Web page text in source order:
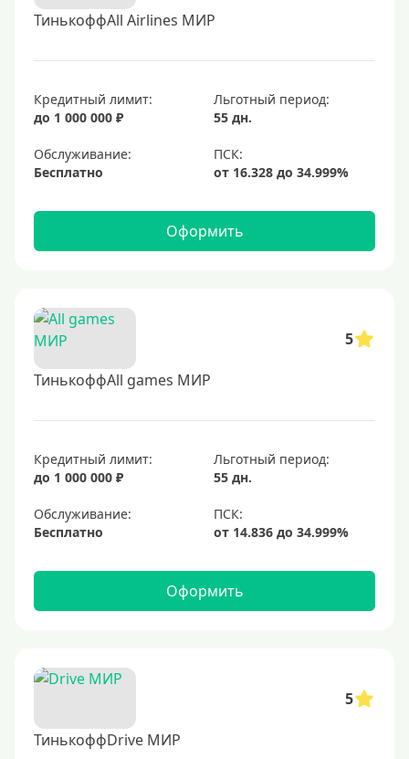
ТинькоффAll Airlines МИР
Кредитный лимит:
до 1 000 000 ₽
Льготный период:
55 дн.
Обслуживание:
Бесплатно
Оформить
5
ТинькоффAll games МИР
Кредитный лимит:
до 1 000 000 ₽
Льготный период:
55 дн.
Обслуживание:
Бесплатно
Оформить
5
ТинькоффDrive МИР